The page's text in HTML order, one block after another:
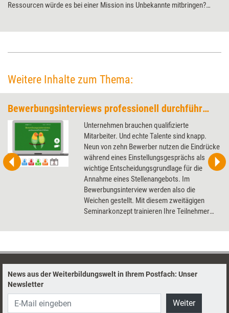
Ressourcen würde es bei einer Mission ins Unbekannte mitbringen?
Weitere Inhalte zum Thema:
Bewerbungsinterviews professionell durchführen (Trainingskonzept)
Unternehmen brauchen qualifizierte
Mitarbeiter. Und echte Talente sind knapp.
Neun von zehn Bewerber nutzen die Eindrücke
während eines Einstellungsgesprächs als
wichtige Entscheidungsgrundlage für die
Annahme eines Stellenangebots. Im
Bewerbungsinterview werden also die
Weichen gestellt. Mit diesem zweitägigen
Seminarkonzept trainieren Ihre Teilnehmer
Nachbereitung professioneller
Erstellen eigener Anforderungsprofile bis hin
zur Arbeit mit Interviewleitfäden und der
Auswertung des beobachteten
Einsatz ausgewählter Interviewtechniken
kennen und simulieren Bewerberinterviews
News aus der Weiterbildungswelt in Ihrem Postfach: Unser
Newsletter
Weiter